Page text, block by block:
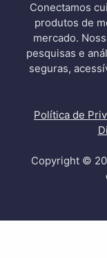
Conectamos
produtos de
mercado.
pesquisas e
seguras,
Política de
Copyright ©